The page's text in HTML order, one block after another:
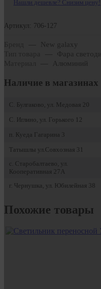
Нашли дешевле? Снизим цену!
Артикул: 706-127
—
New galaxy
—
Фара
— Алюминий
Наличие в магазинах
С. Булгаково, ул. Медовая 20
С. Иглино, ул. Горького 12
п. Куеда Гагарина 3
Татышлы ул.Совхозная 31
с. Старобалтаево, ул.
Кооперативная 27А
г. Чернушка, ул. Юбилейная 38
Похожие товары